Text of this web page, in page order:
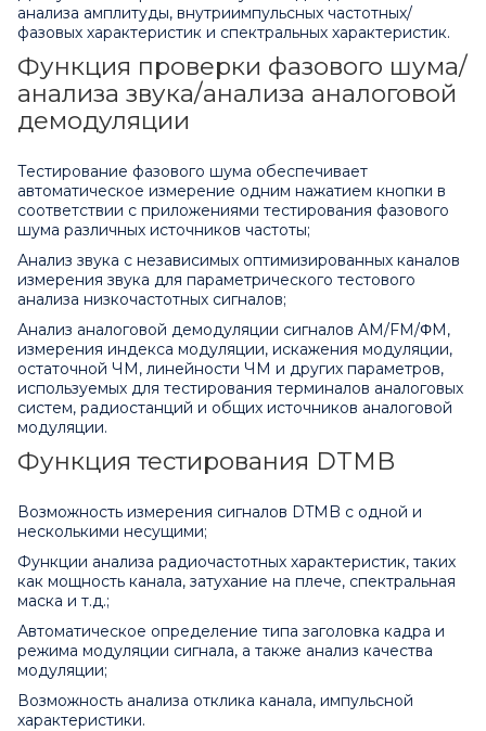
анализа амплитуды, внутриимпульсных частотных/
фазовых характеристик и спектральных характеристик.
Функция проверки фазового шума/
анализа звука/анализа аналоговой
демодуляции
Тестирование фазового шума обеспечивает
автоматическое измерение одним нажатием кнопки в
соответствии с приложениями тестирования фазового
шума различных источников частоты;
Анализ звука с независимых оптимизированных каналов
измерения звука для параметрического тестового
анализа низкочастотных сигналов;
Анализ аналоговой демодуляции сигналов AM/FM/ΦM,
измерения индекса модуляции, искажения модуляции,
остаточной ЧМ, линейности ЧМ и других параметров,
используемых для тестирования терминалов аналоговых
систем, радиостанций и общих источников аналоговой
модуляции.
Функция тестирования DTMB
Возможность измерения сигналов DTMB с одной и
несколькими несущими;
Функции анализа радиочастотных характеристик, таких
как мощность канала, затухание на плече, спектральная
маска и т.д.;
Автоматическое определение типа заголовка кадра и
режима модуляции сигнала, а также анализ качества
модуляции;
Возможность анализа отклика канала, импульсной
характеристики.